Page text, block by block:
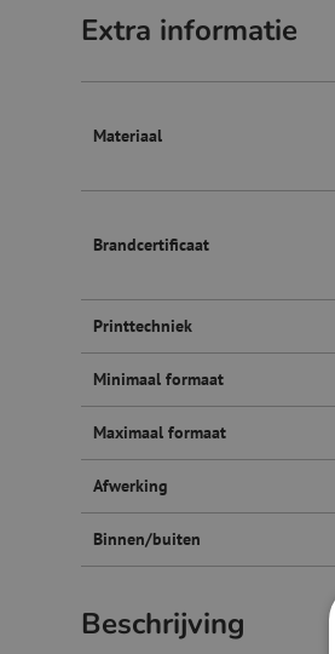
Beschrijving
Extra informatie
Materiaal
Brandcertificaat
Printtechniek
Minimaal formaat
Maximaal formaat
Afwerking
Binnen/buiten